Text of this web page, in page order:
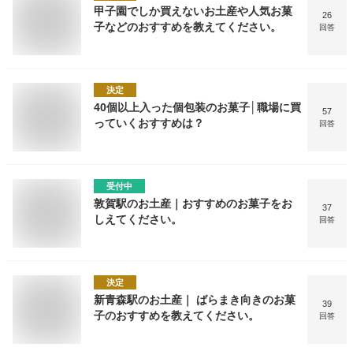
甲子園でしか買えないお土産や人気お菓
子などのおすすめを教えてください。
26
回答
決定
40個以上入った個包装のお菓子│職場に買
っていくおすすめは？
57
回答
受付中
敦賀駅のお土産｜おすすめのお菓子をお
しえてください。
37
回答
決定
新青森駅のお土産｜ ばらまき向きのお菓
子のおすすめを教えてください。
39
回答